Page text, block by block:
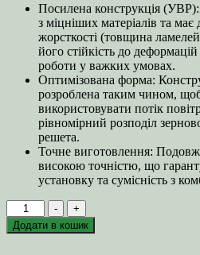
Посилена конструкція
з міцніших матеріалів та має
жорсткості (товщина
його стійкість до
роботи у важких умовах.
Оптимізована форма:
розроблена таким чином,
використовувати потік
рівномірний розподіл
решета.
Точне виготовлення:
високою точністю, що
установку та сумісність з
-
Подовжувач
верхнього
решета
+
Додати в кошик